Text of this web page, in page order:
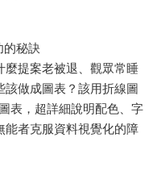
的秘訣
麼提案老被退、觀眾常睡
做成圖表？該用折線圖
表，超詳細說明配色、字
能者克服資料視覺化的障